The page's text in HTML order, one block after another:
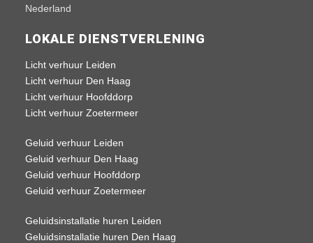
Nederland
LOKALE DIENSTVERLENING
Licht verhuur Leiden
Licht verhuur Den Haag
Licht verhuur Hoofddorp
Licht verhuur Zoetermeer
Geluid verhuur Leiden
Geluid verhuur Den Haag
Geluid verhuur Hoofddorp
Geluid verhuur Zoetermeer
Geluidsinstallatie huren Leiden
Geluidsinstallatie huren Den Haag